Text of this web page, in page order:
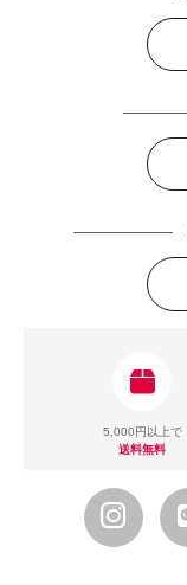
5,000円以上で
送料無料